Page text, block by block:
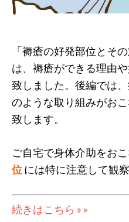
「褥瘡の好発部位とそ
は、褥瘡ができる理由
致しました。後編では
のような取り組みがお
致します。
ご自宅で身体介助をお
位には特に注意して観
続きはこちら » »